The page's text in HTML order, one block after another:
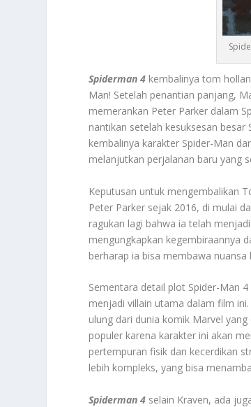
Spiderman 4 kembalinya tom
Man! Setelah penantian panjang,
memerankan Peter Parker dalam
nantikan setelah kesuksesan
kembalinya karakter Spider-Man
melanjutkan perjalanan baru yang
Keputusan untuk mengembalikan
Peter Parker sejak 2016, di mulai
ragukan lagi bahwa ia telah
mengungkapkan kegembiraannya
berharap ia bisa membawa
Sementara detail plot Spider-Man
menjadi villain utama dalam film
ulung dari dunia komik Marvel
populer karena karakter ini akan
pertempuran fisik dan kecerdikan
lebih kompleks, yang bisa
Spiderman 4 selain Kraven, ada